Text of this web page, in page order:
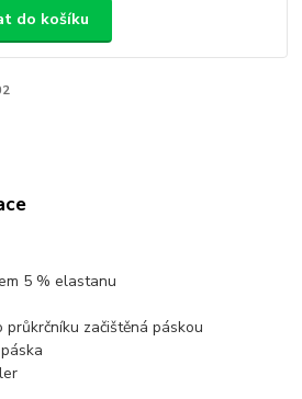
do košíku
5 % elastanu
začištěná páskou